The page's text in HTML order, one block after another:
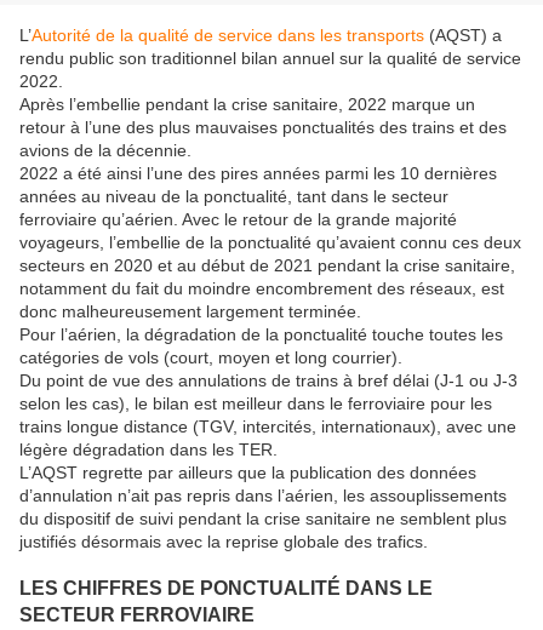
L’Autorité de la qualité de service dans les transports (AQST) a
rendu public son traditionnel bilan annuel sur la qualité de service
2022.
Après l’embellie pendant la crise sanitaire, 2022 marque un
retour à l’une des plus mauvaises ponctualités des trains et des
avions de la décennie.
2022 a été ainsi l’une des pires années parmi les 10 dernières
années au niveau de la ponctualité, tant dans le secteur
ferroviaire qu’aérien. Avec le retour de la grande majorité
voyageurs, l’embellie de la ponctualité qu’avaient connu ces deux
secteurs en 2020 et au début de 2021 pendant la crise sanitaire,
notamment du fait du moindre encombrement des réseaux, est
donc malheureusement largement terminée.
Pour l’aérien, la dégradation de la ponctualité touche toutes les
catégories de vols (court, moyen et long courrier).
Du point de vue des annulations de trains à bref délai (J-1 ou J-3
selon les cas), le bilan est meilleur dans le ferroviaire pour les
trains longue distance (TGV, intercités, internationaux), avec une
légère dégradation dans les TER.
L’AQST regrette par ailleurs que la publication des données
d’annulation n’ait pas repris dans l’aérien, les assouplissements
du dispositif de suivi pendant la crise sanitaire ne semblent plus
justifiés désormais avec la reprise globale des trafics.
LES CHIFFRES DE PONCTUALITÉ DANS LE
SECTEUR FERROVIAIRE